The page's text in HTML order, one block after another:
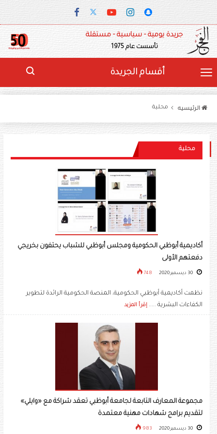
جريدة يومية - سياسية - مستقلة
تأسست عام 1975
أقسام الجريدة
الرئيسيه محلية
محلية
أكاديمية أبوظبي الحكومية ومجلس أبوظبي للشباب يحتفون بخريجي
دفعتهم الأولى
748
نظمت أكاديمية أبوظبي الحكومية، المنصة الحكومية الرائدة لتطوير
الكفاءات البشرية ..... إقرأ المزيد
مجموعة المعارف التابعة لجامعة أبوظبي تعقد شراكة مع «وايلي»
لتقديم برامج شهادات مهنية معتمدة
983